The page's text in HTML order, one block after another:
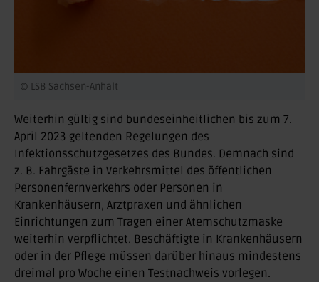
© LSB Sachsen-Anhalt
Weiterhin gültig sind bundeseinheitlichen bis zum 7.
April 2023 geltenden Regelungen des
Infektionsschutzgesetzes des Bundes. Demnach sind
z. B. Fahrgäste in Verkehrsmittel des öffentlichen
Personenfernverkehrs oder Personen in
Krankenhäusern, Arztpraxen und ähnlichen
Einrichtungen zum Tragen einer Atemschutzmaske
weiterhin verpflichtet. Beschäftigte in Krankenhäusern
oder in der Pflege müssen darüber hinaus mindestens
dreimal pro Woche einen Testnachweis vorlegen.